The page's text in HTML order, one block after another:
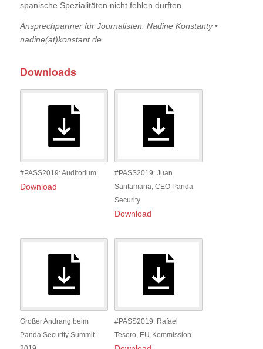
spanische Spezialitäten nicht fehlen durften.
Ansprechpartner für Journalisten: Nadine Konstanty •
nadine(at)konstant.de
Downloads
#PASS2019: Auditorium
Download
#PASS2019: Juan
Santamaria, CEO Panda
Security
Download
Großer Andrang beim
Panda Security Summit
#PASS2019: Rafael
Tesoro, EU-Kommission